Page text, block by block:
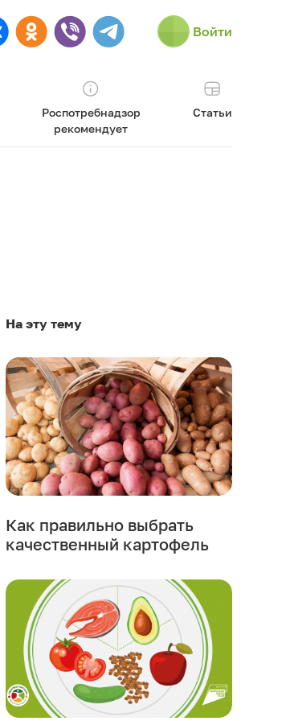
Войти
Роспотребнадзор
рекомендует
Статьи
На эту тему
Как правильно выбрать
качественный картофель